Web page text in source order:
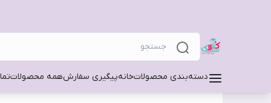
دسته‌بندی محصولاتخانهپیگیری سفارشهمه محصولات